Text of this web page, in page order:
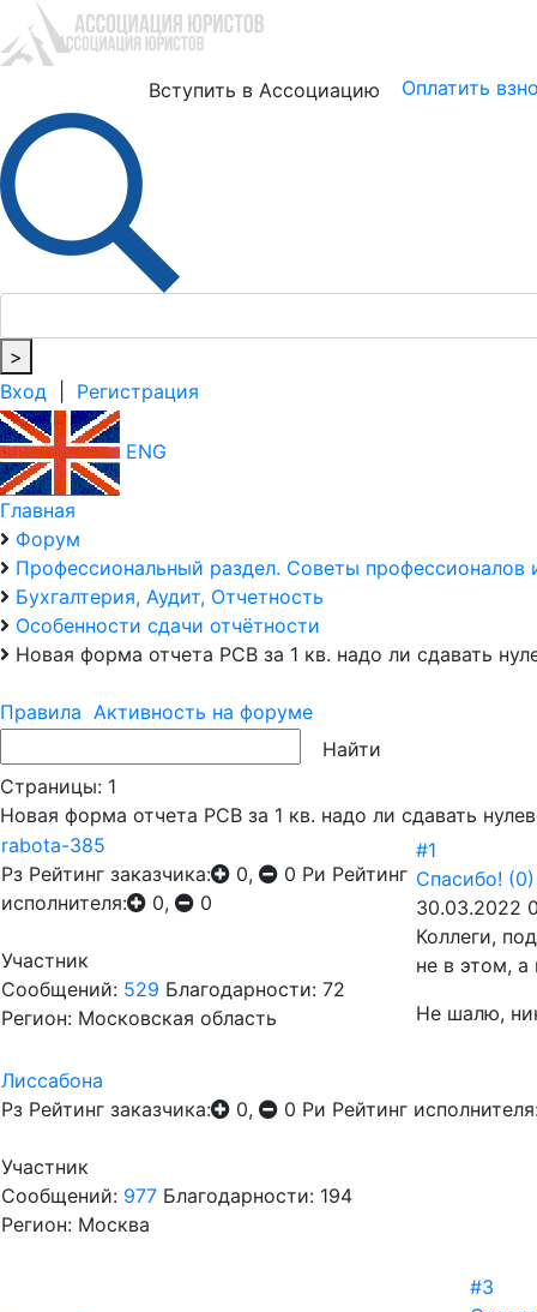
Вступить в Ассоциацию Оплатить
>
Вход
Регистрация
ENG
Главная
Форум
Профессиональный раздел. Советы
Бухгалтерия, Аудит, Отчетность
Особенности сдачи отчётности
Новая форма отчета РСВ за 1 кв. надо ли сдавать
Правила Активность на форуме
Страницы: 1
Новая форма отчета РСВ за 1 кв. надо ли сдавать
rabota-385
Рз Рейтинг заказчика: 0, 0 Ри Рейтинг
исполнителя:
0, 0
Участник
Сообщений: 529 Благодарности: 72
Регион: Московская область
#1
Спасибо! (0)
30.03.2022
Коллеги,
не в этом, а
Не шалю,
Лиссабона
Рз Рейтинг заказчика: 0, 0 Ри Рейтинг
Участник
Сообщений: 977 Благодарности: 194
Регион: Москва
#3